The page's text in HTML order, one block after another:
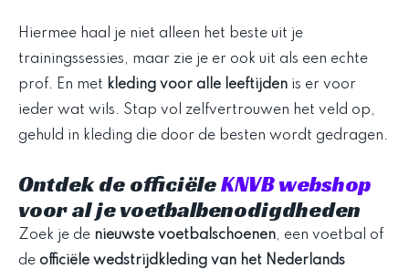
Hiermee haal je niet alleen het beste uit je
trainingssessies, maar zie je er ook uit als een echte
prof. En met kleding voor alle leeftijden is er voor
ieder wat wils. Stap vol zelfvertrouwen het veld op,
gehuld in kleding die door de besten wordt gedragen.
Ontdek de officiëleKNVB webshop
voor al je voetbalbenodigdheden
Zoek je de nieuwste voetbalschoenen, een voetbal of
de officiële wedstrijdkleding van het Nederlands